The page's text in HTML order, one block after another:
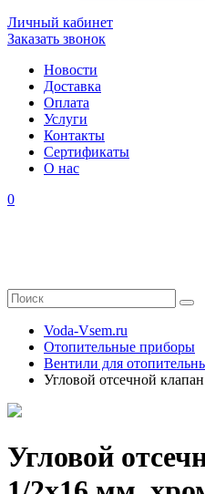
Личный кабинет
Заказать звонок
Новости
Доставка
Оплата
Услуги
Контакты
Cертификаты
О нас
0
Voda-Vsem.ru
Отопительные приборы
Вентили для
Угловой отсечной
Угловой